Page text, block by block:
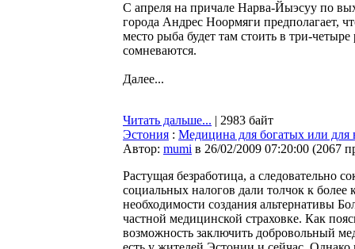
С апреля на причале Нарва-Йыэсуу по
города Андрес Ноормяги предполагает,
место рыба будет там стоить в три-
сомневаются.
Далее...
Читать дальше... | 2983 байт
Эстония : Медицина для богатых или для
Автор: mumi в 26/02/2009 07:20:00 (2067
Растущая безработица, а следовательно
социальных налогов дали толчок к
необходимости создания альтернативы
частной медицинской страховке. Как
возможность заключить добровольный